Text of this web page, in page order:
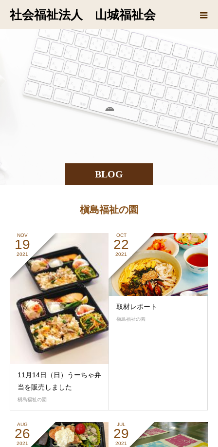
社会福祉法人 山城福祉会
BLOG
の
槇島福祉の園
NOV
19
2021
11月14日（日）うーちゃ弁
当を販売しました
槇島福祉の園
OCT
22
2021
取材レポート
槇島福祉の園
AUG
26
2021
JUL
29
2021